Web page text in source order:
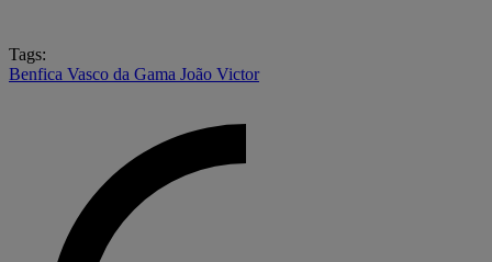
Tags:
Benfica Vasco da Gama João Victor